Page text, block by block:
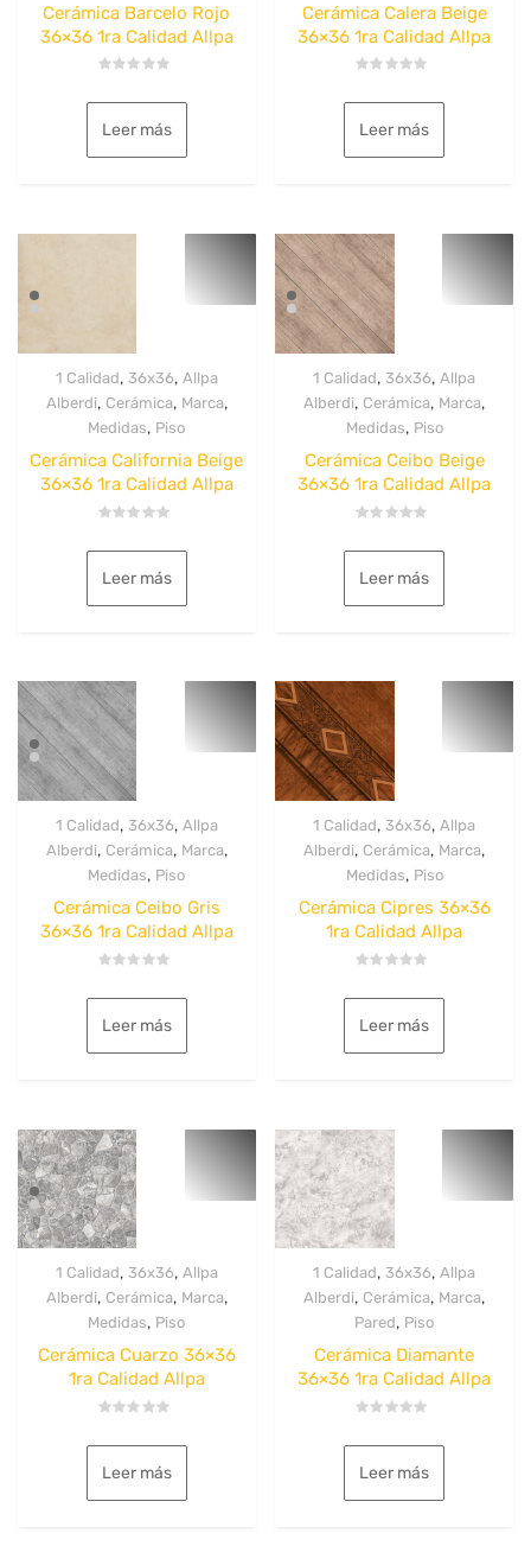
Cerámica Barcelo Rojo
36×36 1ra Calidad Allpa
con
de
Leer más
Cerámica Calera Beige
36×36 1ra Calidad Allpa
con
de
Leer más
1 Calidad, 36x36, Allpa
Alberdi, Cerámica, Marca,
Medidas, Piso
Cerámica California Beige
36×36 1ra Calidad Allpa
con
de
Leer más
1 Calidad, 36x36,Allpa
Alberdi, Cerámica, Marca,
Medidas, Piso
Cerámica Ceibo Beige
36×36 1ra Calidad Allpa
con
de
Leer más
1 Calidad, 36x36, Allpa
Alberdi, Cerámica, Marca,
Medidas, Piso
Cerámica Ceibo Gris
36×36 1ra Calidad Allpa
con
de
Leer más
1 Calidad, 36x36,Allpa
Alberdi, Cerámica, Marca,
Medidas, Piso
Cerámica Cipres 36×36
1ra Calidad Allpa
con
de
Leer más
1 Calidad, 36x36, Allpa
Alberdi, Cerámica, Marca,
Medidas, Piso
Cerámica Cuarzo 36×36
1ra Calidad Allpa
con
de
Leer más
1 Calidad, 36x36,Allpa
Alberdi, Cerámica, Marca,
Pared, Piso
Cerámica Diamante
36×36 1ra Calidad Allpa
con
de
Leer más